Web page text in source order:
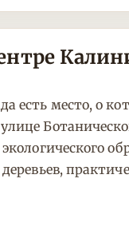
есть место, о